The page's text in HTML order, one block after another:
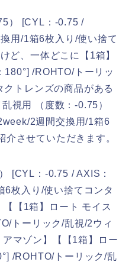
） [CYL：-0.75 /
用/1箱6枚入り/使い捨て
ど、一体どこに【1箱】
/ROHTO/トーリッ
トレンズの商品がある
視用 （度数：-0.75）
2週間交換用/1箱6
させていただきます。
[CYL：-0.75 / AXIS：
枚入り/使い捨てコンタ
【1箱】ロート モイス
トーリック/乱視/2ウィ
マゾン】【【1箱】ロー
/ROHTO/トーリック/乱